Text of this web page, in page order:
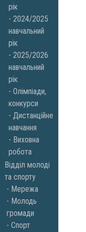
рік
2024/2025
навчальний
рік
2025/2026
навчальний
рік
Олімпіади,
конкурси
Дистанційне
навчання
Виховна
робота
Відділ молоді
та спорту
Мережа
Молодь
громади
Спорт